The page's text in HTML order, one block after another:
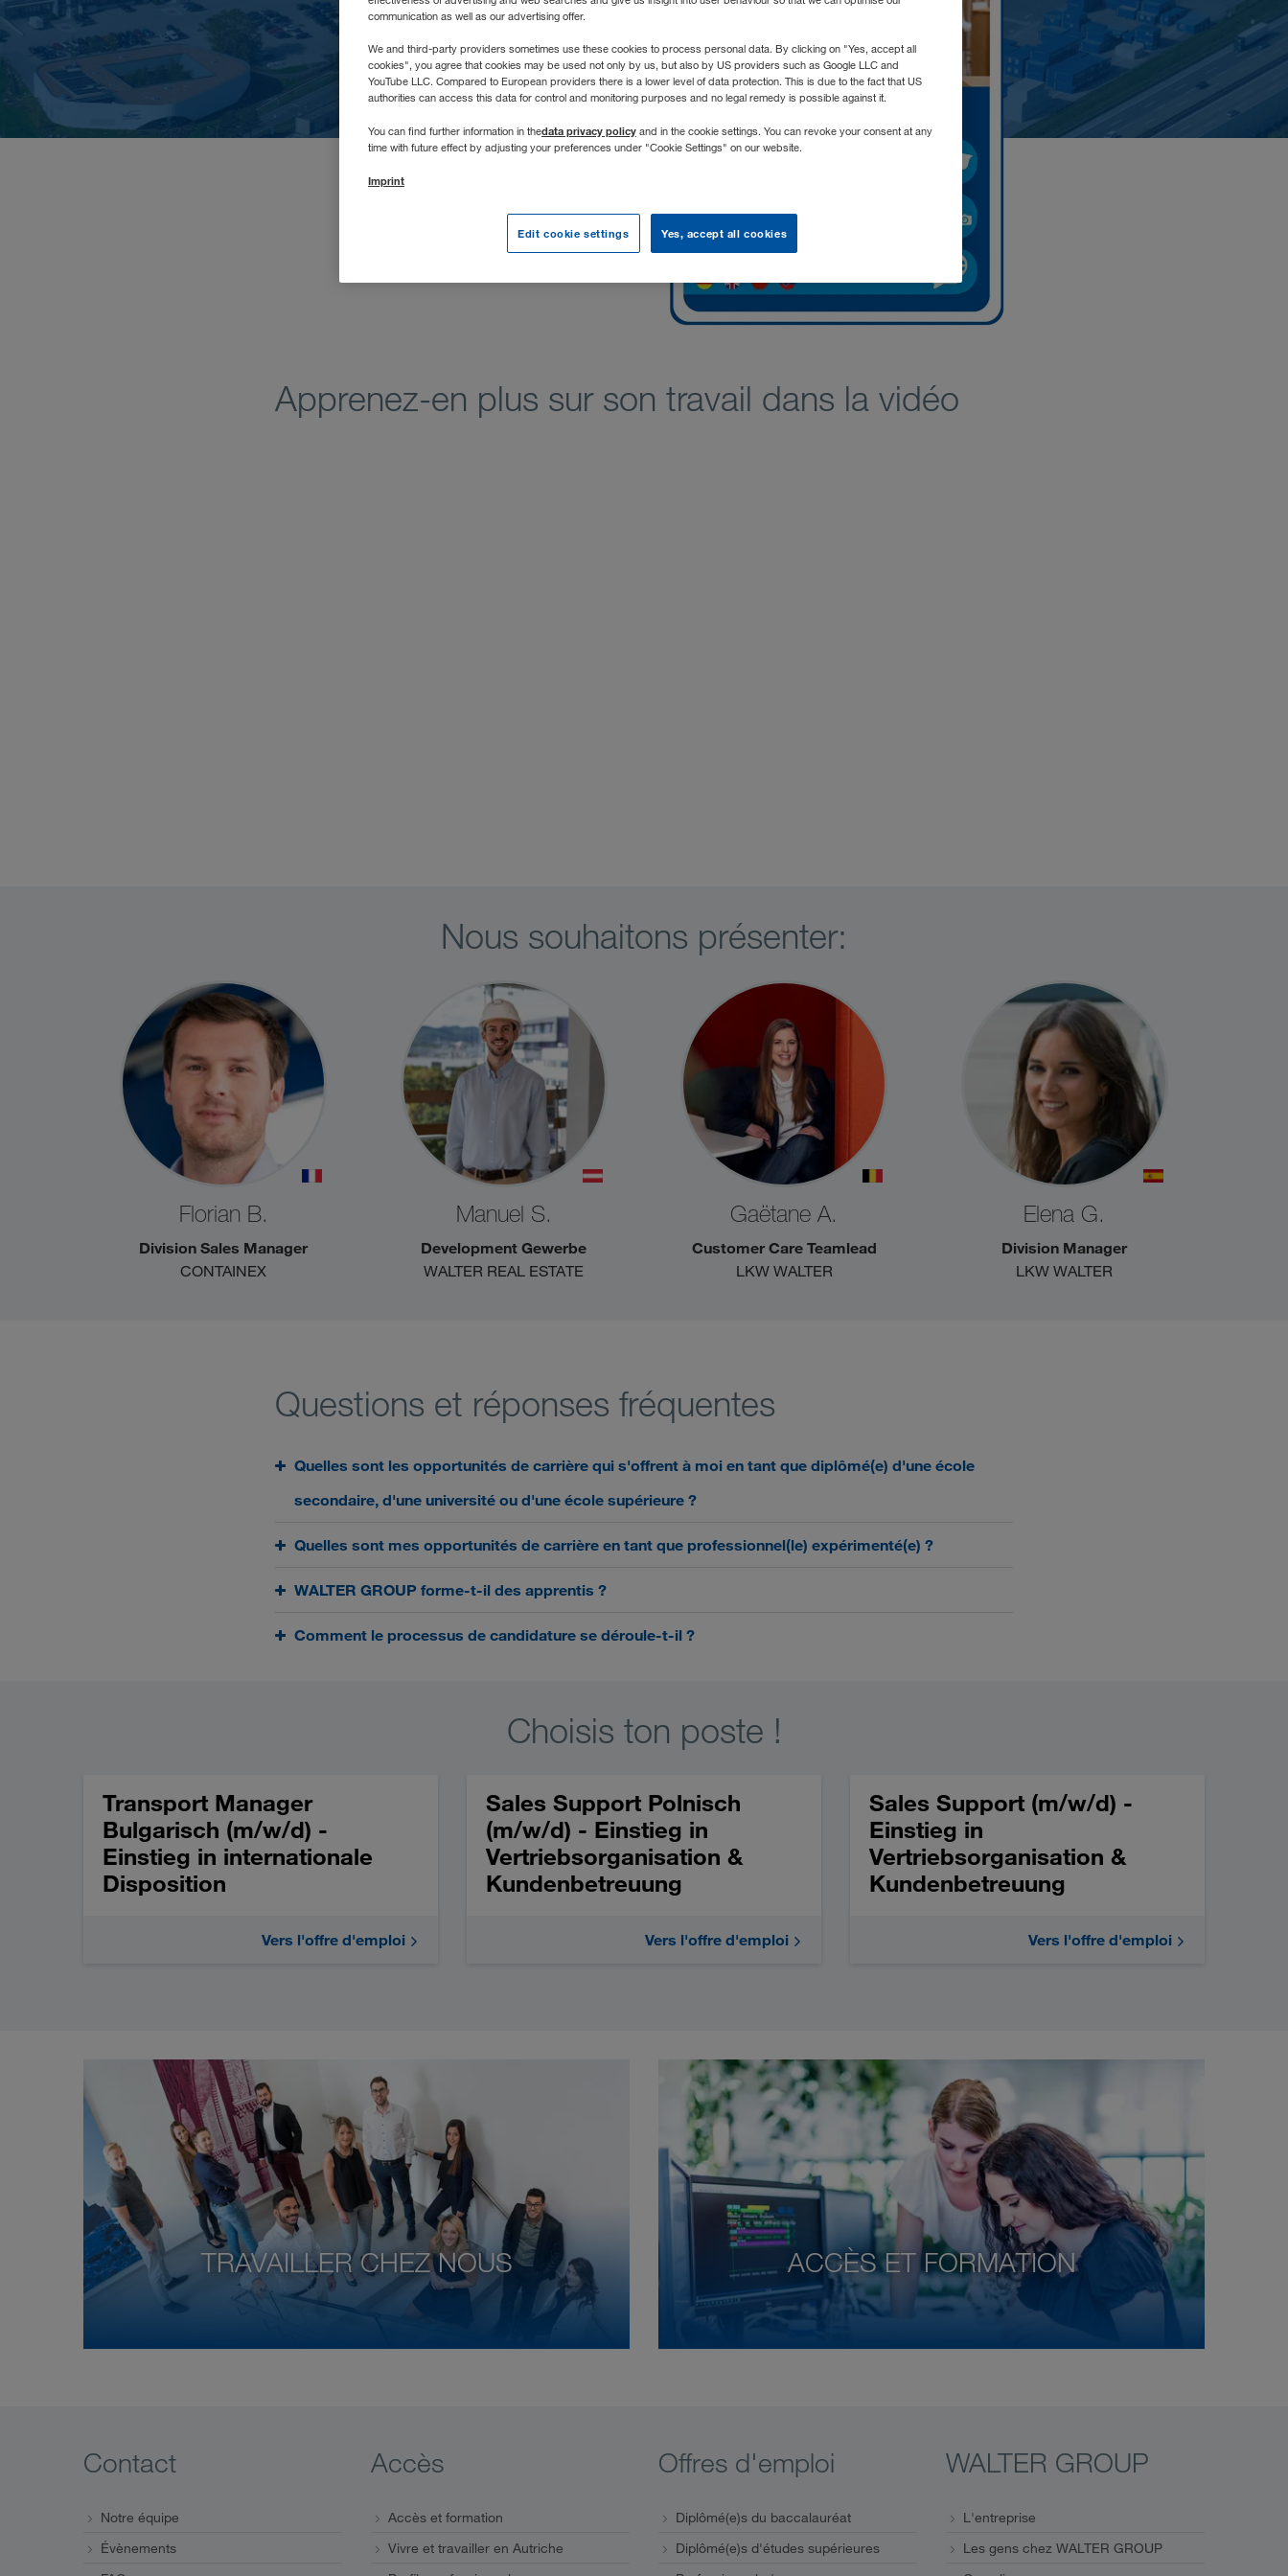
Transport Manager
Apprenez-en plus sur son travail dans la vidéo
Nous souhaitons présenter:
Florian B.
Division Sales Manager
CONTAINEX
Manuel S.
Development Gewerbe
WALTER REAL ESTATE
Gaëtane A.
Customer Care Teamlead
LKW WALTER
Elena G.
Division Manager
LKW WALTER
Questions et réponses fréquentes
Quelles sont les opportunités de carrière qui s'offrent à moi en tant que diplômé(e) d'une école
secondaire, d'une université ou d'une école supérieure ?
Quelles sont mes opportunités de carrière en tant que professionnel(le) expérimenté(e) ?
WALTER GROUP forme-t-il des apprentis ?
Comment le processus de candidature se déroule-t-il ?
Choisis ton poste !
Transport Manager
Bulgarisch (m/w/d) -
Einstieg in internationale
Disposition
Vers l'offre d'emploi
Sales Support Polnisch
(m/w/d) - Einstieg in
Vertriebsorganisation &
Kundenbetreuung
Vers l'offre d'emploi
Sales Support (m/w/d) -
Einstieg in
Vertriebsorganisation &
Kundenbetreuung
Vers l'offre d'emploi
TRAVAILLER CHEZ NOUS ACCÈS ET FORMATION
Contact
Notre équipe
Évènements
Accès
Accès et formation
Vivre et travailler en Autriche
Offres d'emploi
Diplômé(e)s du baccalauréat
Diplômé(e)s d'études supérieures
WALTER GROUP
L'entreprise
Les gens chez WALTER GROUP
communication as well as our advertising offer.
We and third-party providers sometimes use these cookies to process personal data. By clicking on "Yes, accept all
cookies", you agree that cookies may be used not only by us, but also by US providers such as Google LLC and
YouTube LLC. Compared to European providers there is a lower level of data protection. This is due to the fact that US
authorities can access this data for control and monitoring purposes and no legal remedy is possible against it.
You can find further information in thedata privacy policy and in the cookie settings. You can revoke your consent at any
time with future effect by adjusting your preferences under "Cookie Settings" on our website.
Imprint
Edit cookie settings Yes, accept all cookies